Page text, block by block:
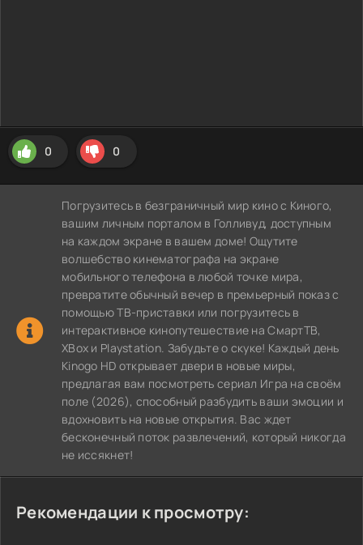
0 0
Погрузитесь в безграничный мир кино с Киного,
вашим личным порталом в Голливуд, доступным
на каждом экране в вашем доме! Ощутите
волшебство кинематографа на экране
мобильного телефона в любой точке мира,
превратите обычный вечер в премьерный показ с
помощью ТВ-приставки или погрузитесь в
интерактивное кинопутешествие на СмартТВ,
XBox и Playstation. Забудьте о скуке! Каждый день
Kinogo HD открывает двери в новые миры,
предлагая вам посмотреть сериал Игра на своём
поле (2026), способный разбудить ваши эмоции и
вдохновить на новые открытия. Вас ждет
бесконечный поток развлечений, который никогда
не иссякнет!
Рекомендации к просмотру: